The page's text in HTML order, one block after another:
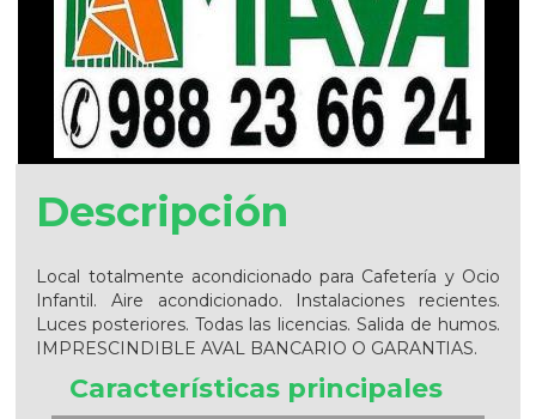
Descripción
Local totalmente acondicionado para Cafetería y Ocio
Infantil. Aire acondicionado. Instalaciones recientes.
Luces posteriores. Todas las licencias. Salida de humos.
IMPRESCINDIBLE AVAL BANCARIO O GARANTIAS.
Características principales